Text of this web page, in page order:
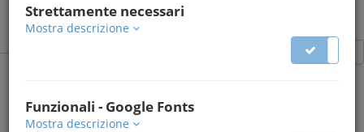
​Portale dell'associazione UILT con area riservata per la gestione
del tesseramento.
Dettaglio
Strettamente necessari
Mostra descrizione
Funzionali - Google Fonts
Mostra descrizione